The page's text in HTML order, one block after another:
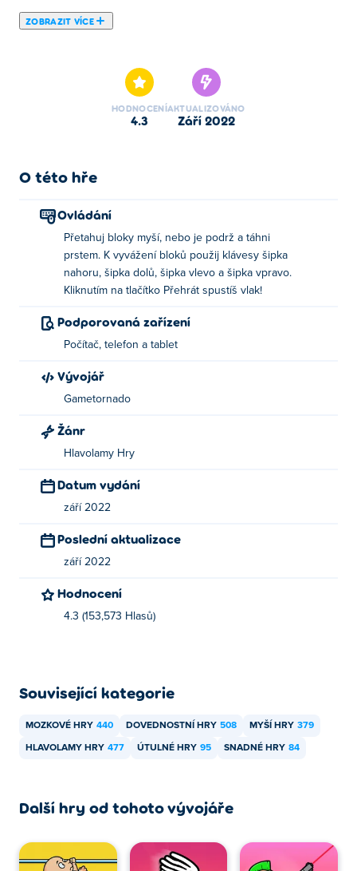
ZOBRAZIT VÍCE
HODNOCENÍ
4.3
AKTUALIZOVÁNO
září 2022
O této hře
Ovládání
Přetahuj bloky myší, nebo je podrž a táhni
prstem. K vyvážení bloků použij klávesy šipka
nahoru, šipka dolů, šipka vlevo a šipka vpravo.
Kliknutím na tlačítko Přehrát spustíš vlak!
Podporovaná zařízení
Počítač, telefon a tablet
Vývojář
Gametornado
Žánr
Hlavolamy Hry
Datum vydání
září 2022
Poslední aktualizace
září 2022
Hodnocení
4.3 (153,573 Hlasů)
Související kategorie
MOZKOVÉ HRY 440 DOVEDNOSTNÍ HRY 508 MYŠÍ HRY 379
HLAVOLAMY HRY 477 ÚTULNÉ HRY 95 SNADNÉ HRY 84
Další hry od tohoto vývojáře